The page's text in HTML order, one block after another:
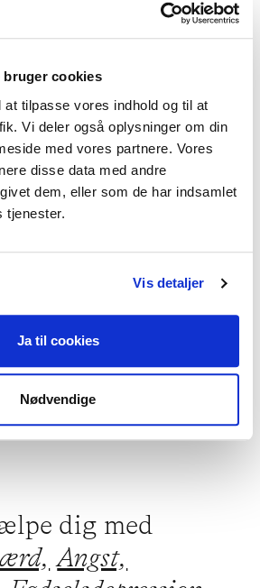
bruger cookies
tilpasse vores indhold og til at
Vi deler også oplysninger om din
med vores partnere. Vores
disse data med andre
dem, eller som de har indsamlet
tjenester.
Vis detaljer
Ja til cookies
Nødvendige
angst og depression hertil
og interventioner
dig med
Angst,